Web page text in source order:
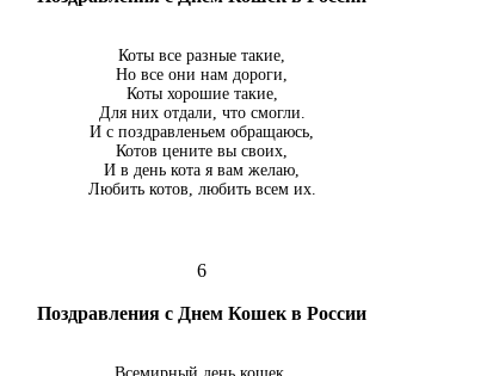
Коты все разные такие,
Но все они нам дороги,
Коты хорошие такие,
Для них отдали, что смогли.
И с поздравленьем обращаюсь,
Котов цените вы своих,
И в день кота я вам желаю,
Любить котов, любить всем их.
6
Поздравления с Днем Кошек в России